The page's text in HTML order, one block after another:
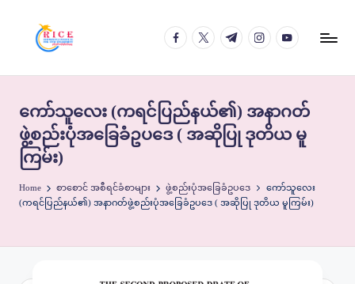
facebook.com
twitter.com
t.me instagram.com
youtube.com
ကော်သူလေး (ကရင်ပြည်နယ်၏) အနာဂတ်
ဖွဲ့စည်းပုံအခြေခံဥပဒေ ( အဆိုပြု ဒုတိယ မူ
ကြမ်း)
Home စာစောင် အစီရင်ခံစာများ ဖွဲ့စည်းပုံအခြေခံဥပဒေ
ကော်သူလေး
(ကရင်ပြည်နယ်၏) အနာဂတ်ဖွဲ့စည်းပုံအခြေခံဥပဒေ ( အဆိုပြု ဒုတိယ မူကြမ်း)